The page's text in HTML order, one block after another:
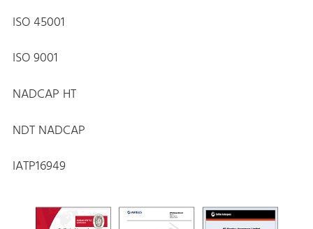
ISO 45001
ISO 9001
NADCAP HT
NDT NADCAP
IATP16949